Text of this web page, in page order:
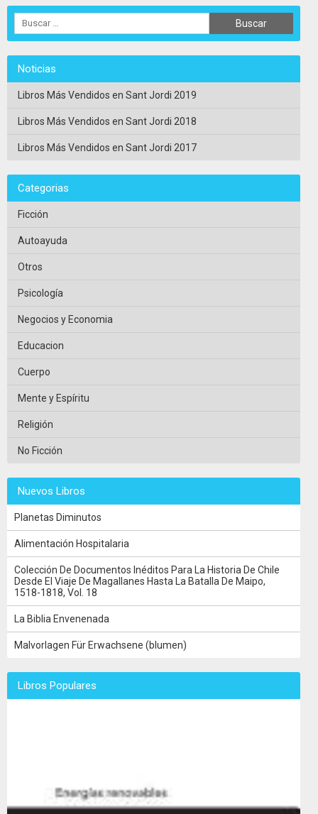
Noticias
Libros Más Vendidos en Sant Jordi 2019
Libros Más Vendidos en Sant Jordi 2018
Libros Más Vendidos en Sant Jordi 2017
Categorias
Ficción
Autoayuda
Otros
Psicología
Negocios y Economia
Educacion
Cuerpo
Mente y Espíritu
Religión
No Ficción
Nuevos Libros
Planetas Diminutos
Alimentación Hospitalaria
Colección De Documentos Inéditos Para La Historia De Chile
Desde El Viaje De Magallanes Hasta La Batalla De Maipo,
1518-1818, Vol. 18
La Biblia Envenenada
Malvorlagen Für Erwachsene (blumen)
Libros Populares